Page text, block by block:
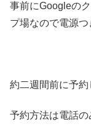
事前にGoogleの
プ場なので電源
約二週間前に予約
予約方法は電話の